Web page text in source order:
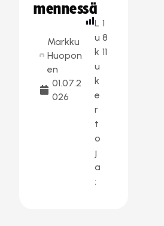
mennessä
Markku
Huopon
en
01.07.2
026
L
u
k
u
k
e
r
t
o
j
a
:
1
8
11